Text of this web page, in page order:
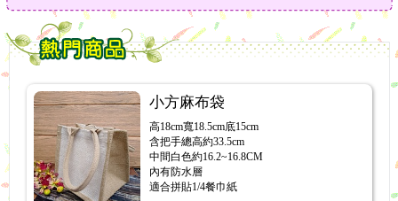
小方麻布袋
高18cm寬18.5cm底15cm
含把手總高約33.5cm
中間白色約16.2~16.8CM
內有防水層
適合拼貼1/4餐巾紙